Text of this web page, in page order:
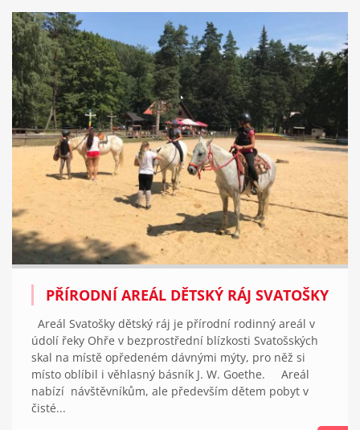
PŘÍRODNÍ AREÁL DĚTSKÝ RÁJ SVATOŠKY
Areál Svatošky dětský ráj je přírodní rodinný areál v
údolí řeky Ohře v bezprostřední blízkosti Svatošských
skal na místě opředeném dávnými mýty, pro něž si
místo oblíbil i věhlasný básník J. W. Goethe. Areál
nabízí návštěvníkům, ale především dětem pobyt v
čisté...